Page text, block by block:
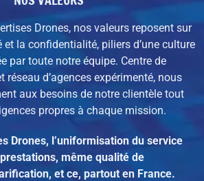
Drones, nos valeurs reposent sur
et la confidentialité, piliers d’une culture
par toute notre équipe. Centre de
d’agences expérimenté, nous
aux besoins de notre clientèle tout
propres à chaque mission.
Drones, l’uniformisation du service
même qualité de
et ce, partout en France.